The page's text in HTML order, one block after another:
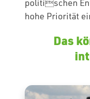
politischen
hohe Priorität
Das